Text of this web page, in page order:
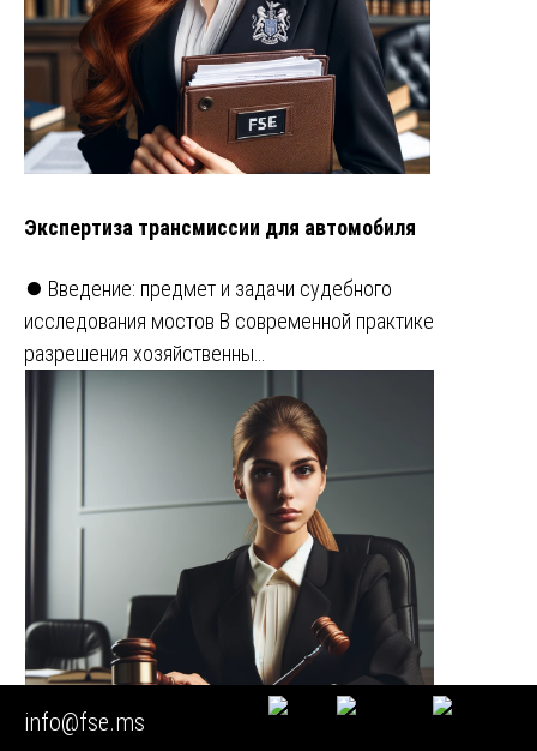
Экспертиза трансмиссии для автомобиля
⏺️ Введение: предмет и задачи судебного
исследования мостов В современной практике
разрешения хозяйственны…
info@fse.ms